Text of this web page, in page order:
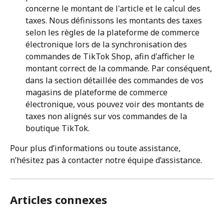
concerne le montant de l'article et le calcul des
taxes. Nous définissons les montants des taxes
selon les règles de la plateforme de commerce
électronique lors de la synchronisation des
commandes de TikTok Shop, afin d'afficher le
montant correct de la commande. Par conséquent,
dans la section détaillée des commandes de vos
magasins de plateforme de commerce
électronique, vous pouvez voir des montants de
taxes non alignés sur vos commandes de la
boutique TikTok.
Pour plus d’informations ou toute assistance,
n’hésitez pas à contacter notre équipe d’assistance.
Articles connexes